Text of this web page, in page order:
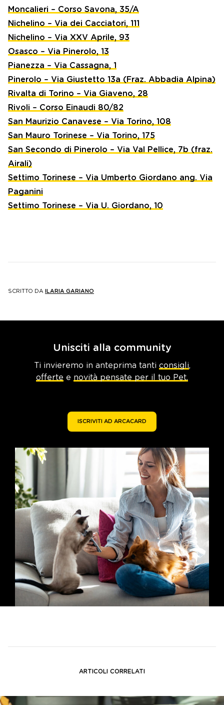
Moncalieri – Corso Savona, 35/A
Nichelino – Via dei Cacciatori, 111
Nichelino – Via XXV Aprile, 93
Osasco – Via Pinerolo, 13
Pianezza – Via Cassagna, 1
Pinerolo – Via Giustetto 13a (Fraz. Abbadia Alpina)
Rivalta di Torino – Via Giaveno, 28
Rivoli – Corso Einaudi 80/82
San Maurizio Canavese – Via Torino, 108
San Mauro Torinese – Via Torino, 175
San Secondo di Pinerolo – Via Val Pellice, 7b (fraz.
Airali)
Settimo Torinese – Via Umberto Giordano ang. Via
Paganini
Settimo Torinese – Via U. Giordano, 10
SCRITTO DA ILARIA GARIANO
Unisciti alla community
Ti invieremo in anteprima tanti consigli,
offerte e novità pensate per il tuo Pet.
ISCRIVITI AD ARCACARD
ARTICOLI CORRELATI